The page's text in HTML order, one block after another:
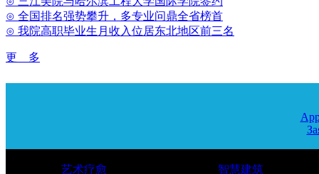
⊙ 全国排名强势攀升，多专业问鼎全省榜首
⊙ 我院高职毕业生月收入位居东北地区前三名
更 多
艺术疗愈
智慧建筑